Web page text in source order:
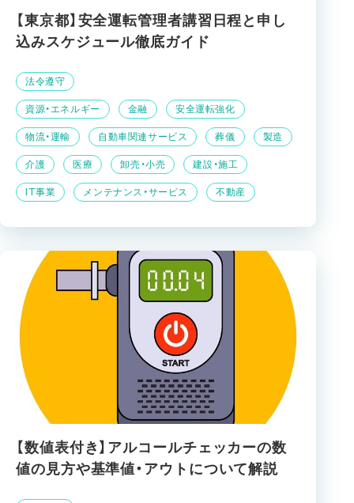
【東京都】安全運転管理者講習日程と申し
込みスケジュール徹底ガイド
IT事業 メンテナンス・サービス 不動産
介護 医療 卸売・小売 建設・施工
物流・運輸 自動車関連サービス 葬儀 製造
資源・エネルギー 金融 安全運転強化
法令遵守
【数値表付き】アルコールチェッカーの数
値の見方や基準値・アウトについて解説